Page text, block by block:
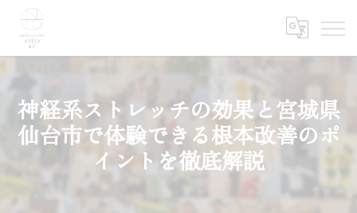
神経系ストレッチの効果と宮城県
仙台市で体験できる根本改善のポ
イントを徹底解説